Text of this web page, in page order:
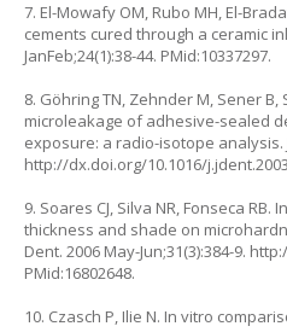
7. El-Mowafy OM, Rubo MH, El-
cements cured through a ceramic
JanFeb;24(1):38-44. PMid:10337297.
8. Göhring TN, Zehnder M, Sener B,
microleakage of adhesive-sealed
exposure: a radio-isotope analysis.
http://dx.doi.org/10.1016/
9. Soares CJ, Silva NR, Fonseca
thickness and shade on
Dent. 2006 May-Jun;31(3):384-9.
PMid:16802648.
10. Czasch P, Ilie N. In vitro